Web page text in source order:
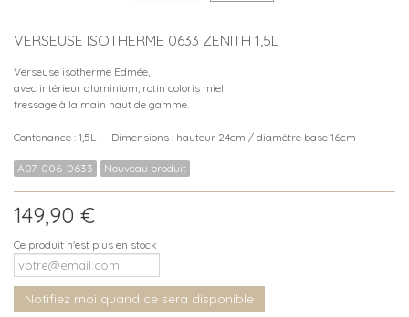
VERSEUSE ISOTHERME 0633 ZENITH 1,5L
Verseuse isotherme Edmée,
avec intérieur aluminium, rotin coloris miel
tressage à la main haut de gamme.
Contenance : 1,5L - Dimensions : hauteur 24cm / diamètre base 16cm
A07-006-0633 Nouveau produit
149,90 €
Ce produit n'est plus en stock
Notifiez moi quand ce sera disponible